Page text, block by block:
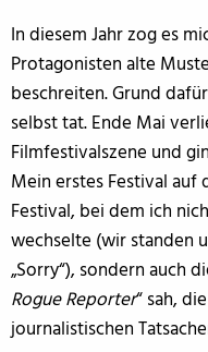
In diesem Jahr zog es
Protagonisten alte
beschreiten. Grund
selbst tat. Ende Mai
Filmfestivalszene und
Mein erstes Festival auf
Festival, bei dem ich
wechselte (wir standen
„Sorry“), sondern auch
Rogue Reporter“ sah,
journalistischen